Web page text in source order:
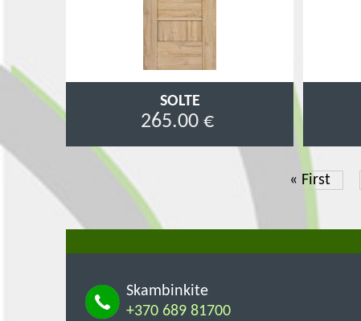
SOLTE
265.00 €
First
« First
Skambinkite
+370 689 81700